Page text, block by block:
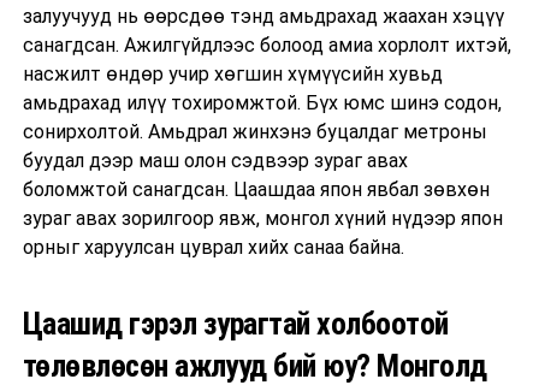
залуучууд нь өөрсдөө тэнд амьдрахад жаахан хэцүү
санагдсан. Ажилгүйдлээс болоод амиа хорлолт ихтэй,
насжилт өндөр учир хөгшин хүмүүсийн хувьд
амьдрахад илүү тохиромжтой. Бүх юмс шинэ содон,
сонирхолтой. Амьдрал жинхэнэ буцалдаг метроны
буудал дээр маш олон сэдвээр зураг авах
боломжтой санагдсан. Цаашдаа япон явбал зөвхөн
зураг авах зорилгоор явж, монгол хүний нүдээр япон
орныг харуулсан цуврал хийх санаа байна.
Цаашид гэрэл зурагтай холбоотой
төлөвлөсөн ажлууд бий юу? Монголд